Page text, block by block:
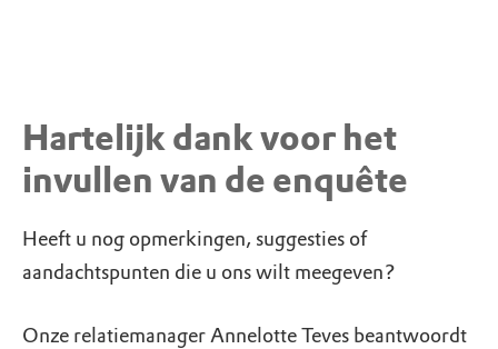
Hartelijk dank voor het
invullen van de enquête
Heeft u nog opmerkingen, suggesties of
aandachtspunten die u ons wilt meegeven?
Onze relatiemanager Annelotte Teves beantwoordt